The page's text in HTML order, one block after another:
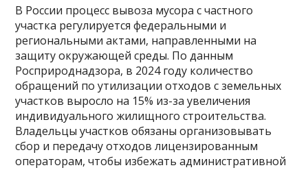
В России процесс вывоза мусора с частного
участка регулируется федеральными и
региональными актами, направленными на
защиту окружающей среды. По данным
Росприроднадзора, в 2024 году количество
обращений по утилизации отходов с земельных
участков выросло на 15% из-за увеличения
индивидуального жилищного строительства.
Владельцы участков обязаны организовывать
сбор и передачу отходов лицензированным
операторам, чтобы избежать административной